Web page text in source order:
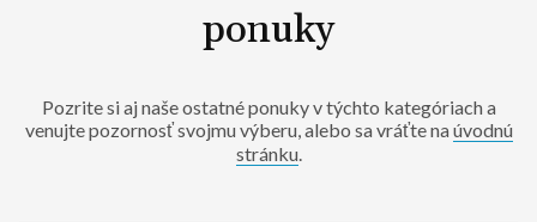
ponuky
Pozrite si aj naše ostatné ponuky v týchto kategóriach a
venujte pozornosť svojmu výberu, alebo sa vráťte naúvodnú
stránku.